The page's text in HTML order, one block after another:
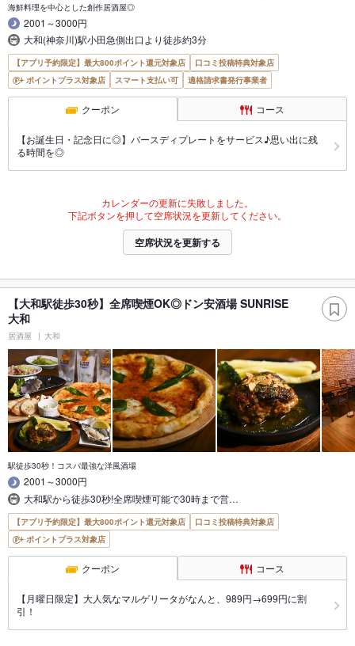
海鮮料理を中心とした創作居酒屋◎
2001～3000円
大和(神奈川)駅小田急側出口より徒歩約3分
【アプリ予約限定】最大800ポイント還元対象店
口コミ投稿特典対象店
ポイントプラス対象店
スマート支払い可 適格請求書発行事業者
クーポン コース
【お誕生日・記念日に◎】バースディプレートをサービス♪思い出に残
る時間を◎
カレンダーの更新に失敗しました。
下記ボタンを押して空席状況を更新してください。
空席状況を更新する
【大和駅徒歩30秒】全席喫煙OK◎ドン安酒場 SUNRISE
大和
居酒屋 大和
駅徒歩30秒！コスパ最強な洋風酒場
2001～3000円
大和駅から徒歩30秒!全席喫煙可能で30時まで営…
【アプリ予約限定】最大800ポイント還元対象店
口コミ投稿特典対象店
ポイントプラス対象店
クーポン コース
【月曜日限定】大人気なマルゲリータがなんと、989円→699円に割
引！